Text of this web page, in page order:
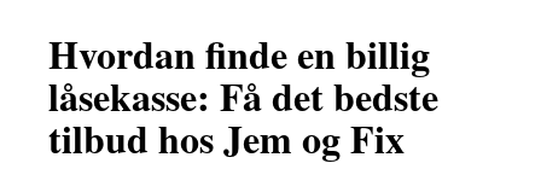
Hvordan finde en billig
låsekasse: Få det bedste
tilbud hos Jem og Fix